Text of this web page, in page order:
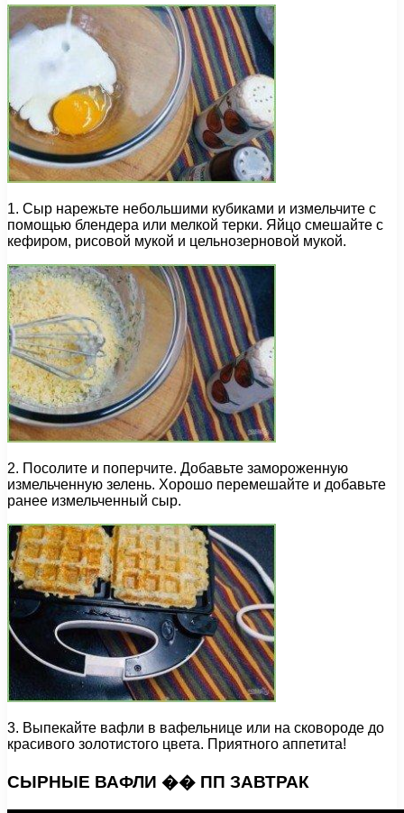
1. Сыр нарежьте небольшими кубиками и измельчите с
помощью блендера или мелкой терки. Яйцо смешайте с
кефиром, рисовой мукой и цельнозерновой мукой.
2. Посолите и поперчите. Добавьте замороженную
измельченную зелень. Хорошо перемешайте и добавьте
ранее измельченный сыр.
3. Выпекайте вафли в вафельнице или на сковороде до
красивого золотистого цвета. Приятного аппетита!
СЫРНЫЕ ВАФЛИ �� ПП ЗАВТРАК